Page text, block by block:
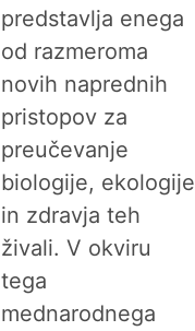
predstavlja enega
od razmeroma
novih naprednih
pristopov za
preučevanje
biologije, ekologije
in zdravja teh
živali. V okviru
tega
mednarodnega